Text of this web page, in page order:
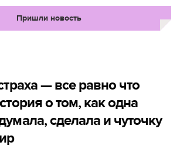
Пришли новость
— все равно что
о том, как одна
сделала и чуточку